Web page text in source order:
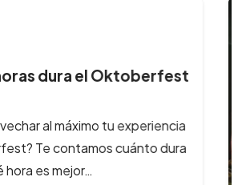
dura el Oktoberfest
al máximo tu experiencia
Te contamos cuánto dura
es mejor…